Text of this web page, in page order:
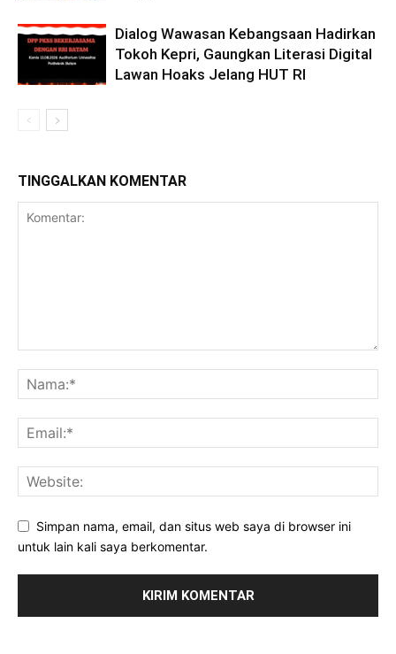
Dialog Wawasan Kebangsaan Hadirkan
Tokoh Kepri, Gaungkan Literasi Digital
Lawan Hoaks Jelang HUT RI
TINGGALKAN KOMENTAR
Simpan nama, email, dan situs web saya di browser ini
untuk lain kali saya berkomentar.